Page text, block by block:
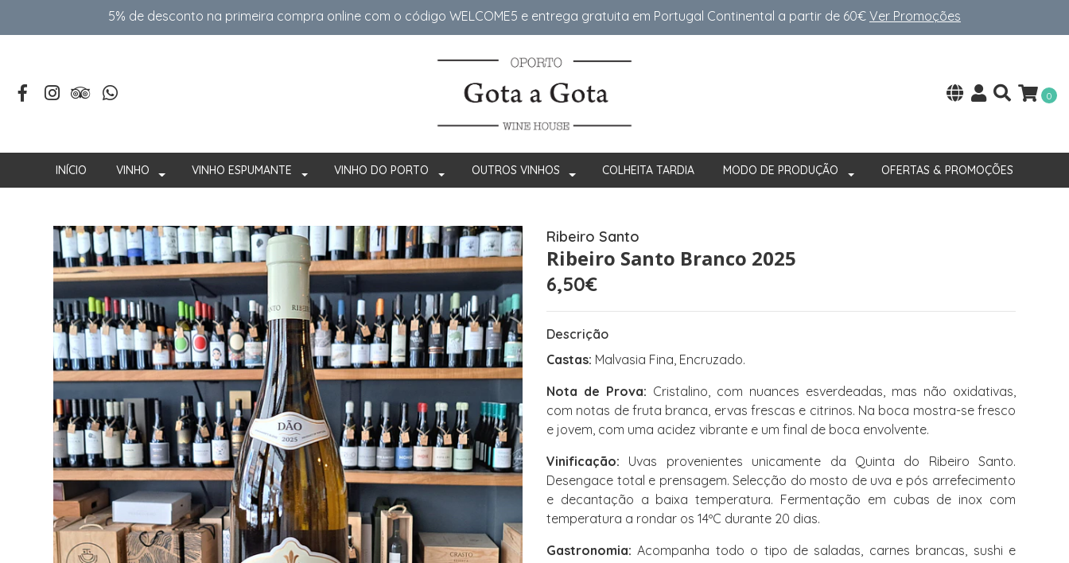
5% de desconto na primeira compra online com o código WELCOME5 e entrega gratuita em Portugal Continental a partir de 60€ Ver Promoções
0
INÍCIO VINHO VINHO ESPUMANTE VINHO DO PORTO OUTROS VINHOS COLHEITA TARDIA MODO DE PRODUÇÃO OFERTAS & PROMOÇÕES
Ribeiro Santo
Ribeiro Santo Branco 2025
6,50€
Descrição
Castas: Malvasia Fina, Encruzado.
Nota de Prova: Cristalino, com nuances esverdeadas, mas não oxidativas,
com notas de fruta branca, ervas frescas e citrinos. Na boca mostra-se fresco
e jovem, com uma acidez vibrante e um final de boca envolvente.
Vinificação: Uvas provenientes unicamente da Quinta do Ribeiro Santo.
Desengace total e prensagem. Selecção do mosto de uva e pós arrefecimento
e decantação a baixa temperatura. Fermentação em cubas de inox com
temperatura a rondar os 14ºC durante 20 dias.
Gastronomia: Acompanha todo o tipo de saladas, carnes brancas, sushi e